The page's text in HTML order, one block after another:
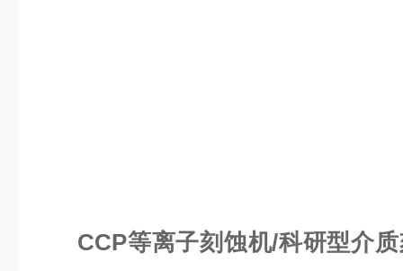
CCP等离子刻蚀机/科研型介质